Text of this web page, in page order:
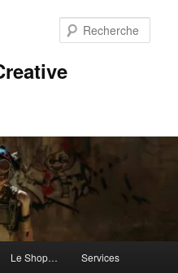
Le Shop… Services